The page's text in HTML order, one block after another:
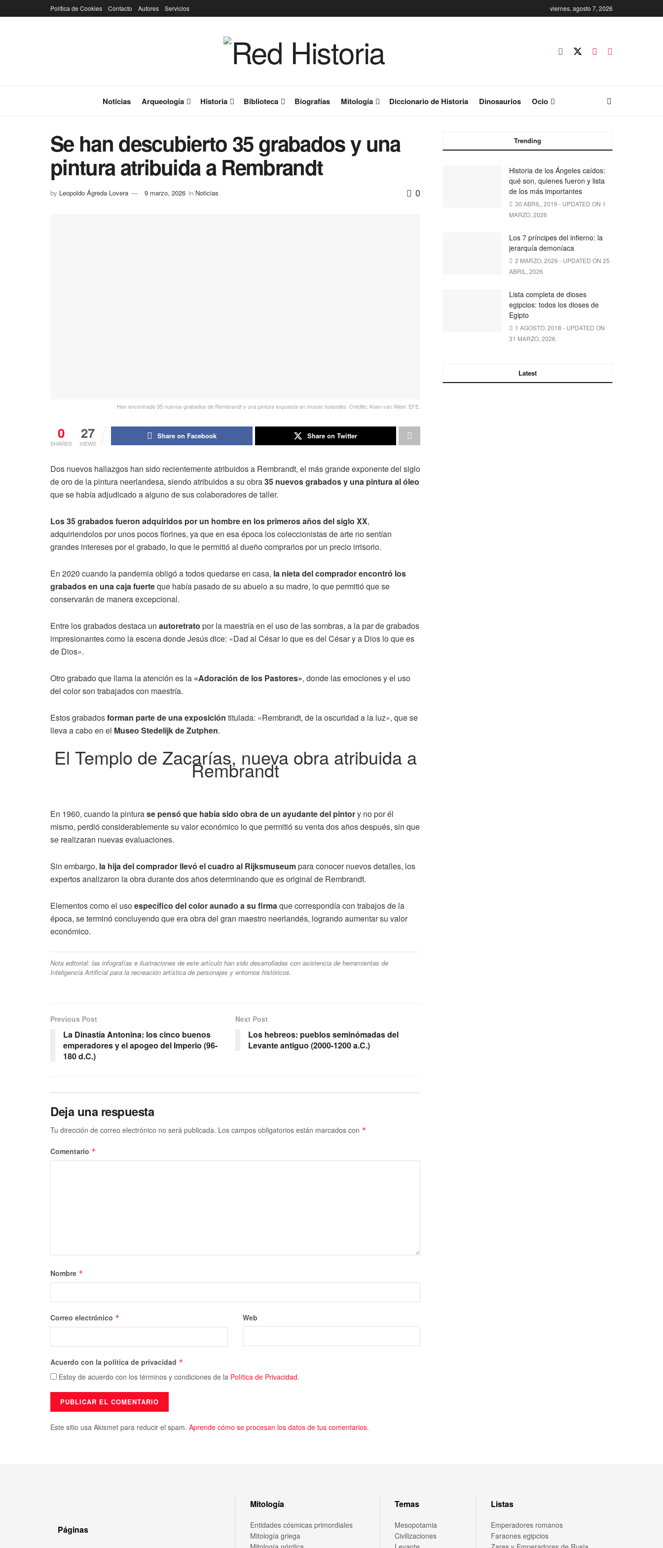
Política de Cookies Contacto Autores Servicios viernes, agosto 7, 2026
Noticias Arqueología Historia Biblioteca Biografías Mitología Diccionario de Historia Dinosaurios Ocio
Se han descubierto 35 grabados y una
pintura atribuida a Rembrandt
by Leopoldo Ágreda Lovera 9 marzo, 2026 in Noticias 0
Han encontrado 35 nuevos grabados de Rembrandt y una pintura expuesta en museo holandés. Crédito: Koen van Weel. EFE.
0
SHARES
27
VIEWS
Share on Facebook Share on Twitter
Dos nuevos hallazgos han sido recientemente atribuidos a Rembrandt, el más grande exponente del siglo
de oro de la pintura neerlandesa, siendo atribuidos a su obra35 nuevos grabados y una pintura al óleo
que se había adjudicado a alguno de sus colaboradores de taller.
Los 35 grabados fueron adquiridos por un hombre en los primeros años del siglo XX,
adquiriendolos por unos pocos florines, ya que en esa época los coleccionistas de arte no sentían
grandes intereses por el grabado, lo que le permitió al dueño comprarlos por un precio irrisorio.
En 2020 cuando la pandemia obligó a todos quedarse en casa, la nieta del comprador encontró los
grabados en una caja fuerteque había pasado de su abuelo a su madre, lo que permitió que se
conservarán de manera excepcional.
Entre los grabados destaca un autoretrato por la maestría en el uso de las sombras, a la par de grabados
impresionantes como la escena donde Jesús dice: «Dad al César lo que es del César y a Dios lo que es
de Dios».
Otro grabado que llama la atención es la «Adoración de los Pastores», donde las emociones y el uso
del color son trabajados con maestría.
Estos grabadosforman parte de una exposición titulada: «Rembrandt, de la oscuridad a la luz», que se
lleva a cabo en el Museo Stedelijk de Zutphen.
El Templo de Zacarías, nueva obra atribuida a
Rembrandt
En 1960, cuando la pinturase pensó que había sido obra de un ayudante del pintory no por él
mismo, perdió considerablemente su valor económico lo que permitió su venta dos años después, sin que
se realizaran nuevas evaluaciones.
Sin embargo, la hija del comprador llevó el cuadro al Rijksmuseumpara conocer nuevos detalles, los
expertos analizaron la obra durante dos años determinando que es original de Rembrandt.
Elementos como el usoespecífico del color aunado a su firmaque correspondía con trabajos de la
época, se terminó concluyendo que era obra del gran maestro neerlandés, logrando aumentar su valor
económico.
Nota editorial: las infografías e ilustraciones de este artículo han sido desarrolladas con asistencia de herramientas de
Inteligencia Artificial para la recreación artística de personajes y entornos históricos.
Previous Post
La Dinastía Antonina: los cinco buenos
emperadores y el apogeo del Imperio (96-
180 d.C.)
Next Post
Los hebreos: pueblos seminómadas del
Levante antiguo (2000-1200 a.C.)
Deja una respuesta
Tu dirección de correo electrónico no será publicada. Los campos obligatorios están marcados con *
Comentario *
Nombre *
Correo electrónico * Web
Acuerdo con la política de privacidad *
Estoy de acuerdo con los términos y condiciones de la Política de Privacidad.
Este sitio usa Akismet para reducir el spam. Aprende cómo se procesan los datos de tus comentarios.
Trending
Historia de los Ángeles caídos:
qué son, quienes fueron y lista
de los más importantes
30 ABRIL, 2019 - UPDATED ON 1
MARZO, 2026
Los 7 príncipes del infierno: la
jerarquía demoníaca
2 MARZO, 2026 - UPDATED ON 25
ABRIL, 2026
Lista completa de dioses
egipcios: todos los dioses de
Egipto
1 AGOSTO, 2018 - UPDATED ON
31 MARZO, 2026
Latest
Páginas
Mitología
Entidades cósmicas primordiales
Mitología griega
Temas
Mesopotamia
Civilizaciones
Listas
Emperadores romanos
Faraones egipcios